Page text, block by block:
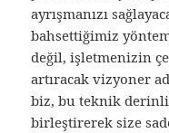
ayrışmanızı
bahsettiğimiz
değil, işletmenizin
artıracak vizyoner
biz, bu teknik
birleştirerek size